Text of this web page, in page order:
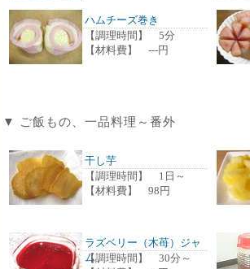
ハムチーズ巻き
【調理時間】 5分
【材料費】 ---円
▼ ご飯もの、一品料理～番外
干し芋
【調理時間】 1日～
【材料費】 98円
ラズベリー（木苺）ジャ
ム
【調理時間】 30分～